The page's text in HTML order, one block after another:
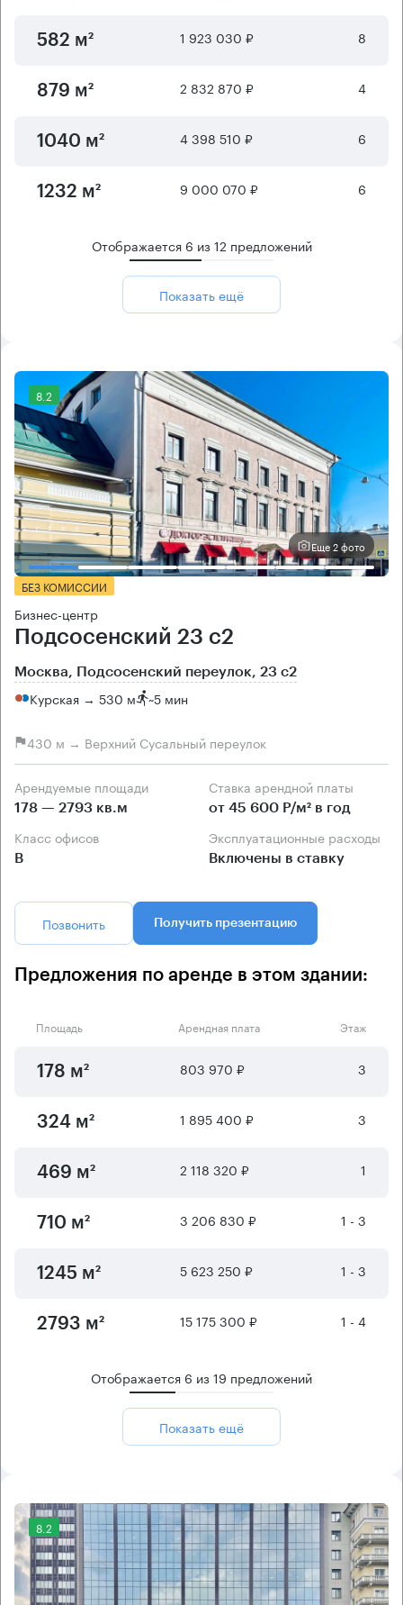
582 м² 1 923 030 ₽ 8
879 м² 2 832 870 ₽ 4
1040 м² 4 398 510 ₽ 6
1232 м² 9 000 070 ₽ 6
Отображается 6 из12 предложений
Показать ещё
8.2
Еще 2 фото
БЕЗ КОМИССИИ
Бизнес-центр
Подсосенский 23 с2
Москва, Подсосенский переулок, 23 с2
Курская → 530 м ~5 мин
430 м → Верхний Сусальный переулок
Арендуемые площади
178 — 2793 кв.м
Ставка арендной платы
от 45 600 Р/м² в год
Класс офисов
B
Эксплуатационные расходы
Включены в ставку
Позвонить Получить презентацию
Предложения по аренде в этом здании:
Площадь Арендная плата Этаж
178 м² 803 970 ₽ 3
324 м² 1 895 400 ₽ 3
469 м² 2 118 320 ₽ 1
710 м² 3 206 830 ₽ 1 - 3
1245 м² 5 623 250 ₽ 1 - 3
2793 м² 15 175 300 ₽ 1 - 4
Отображается 6 из19 предложений
Показать ещё
8.2